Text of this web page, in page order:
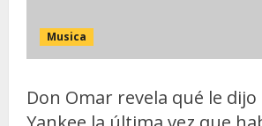
Musica
Don Omar revela qué le dijo